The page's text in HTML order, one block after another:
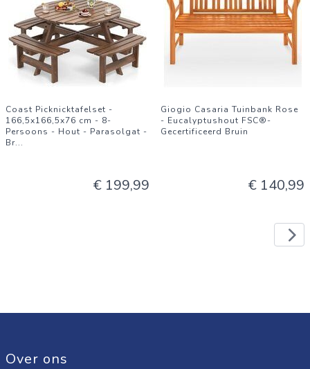
Coast Picknicktafelset -
166,5x166,5x76 cm - 8-
Persoons - Hout - Parasolgat -
Br...
€ 199,99
Giogio Casaria Tuinbank Rose
- Eucalyptushout FSC®-
Gecertificeerd Bruin
€ 140,99
Over ons